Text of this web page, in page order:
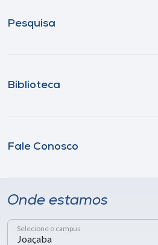
Pesquisa
Biblioteca
Fale Conosco
Onde estamos
Selecione o campus